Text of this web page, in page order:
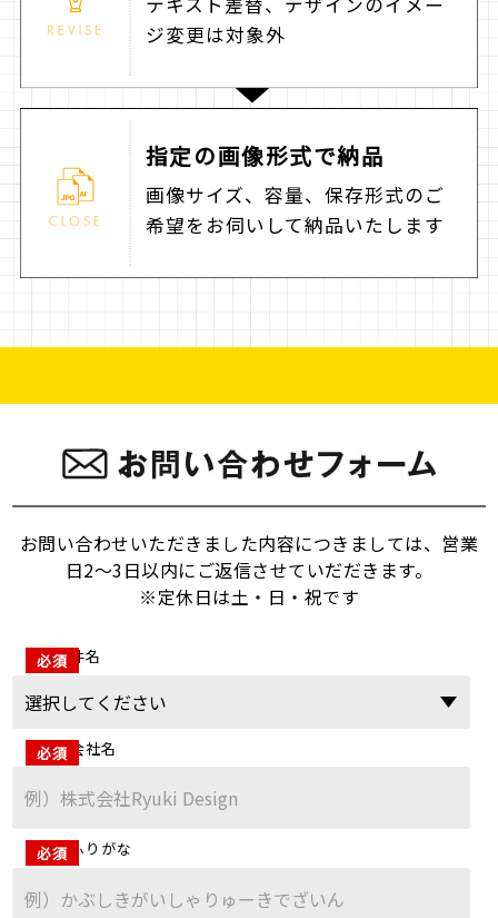
ジ変更は対象外
指定の画像形式で納品
画像サイズ、容量、保存形式のご
希望をお伺いして納品いたします
お問い合わせいただきました内容につきましては、営業
日2～3日以内にご返信させていだだきます。
※定休日は土・日・祝です
件名
会社名
ふりがな